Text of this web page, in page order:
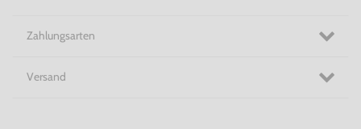
Zahlungsarten
Versand